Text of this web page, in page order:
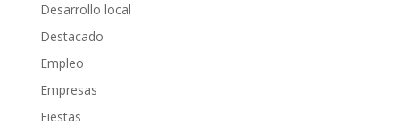
Desarrollo local
Destacado
Empleo
Empresas
Fiestas